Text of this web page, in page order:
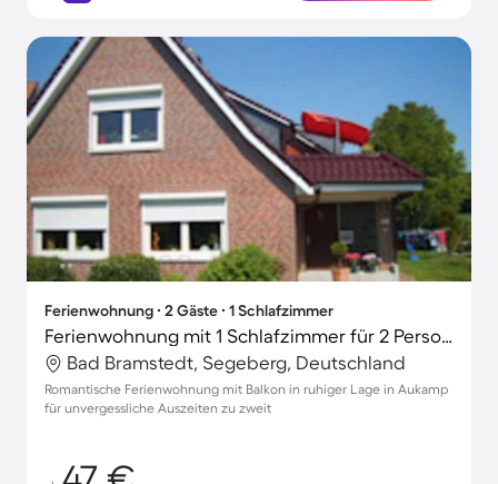
Ferienwohnung ∙ 2 Gäste ∙ 1 Schlafzimmer
Ferienwohnung mit 1 Schlafzimmer für 2 Personen
Bad Bramstedt, Segeberg, Deutschland
Romantische Ferienwohnung mit Balkon in ruhiger Lage in Aukamp
für unvergessliche Auszeiten zu zweit